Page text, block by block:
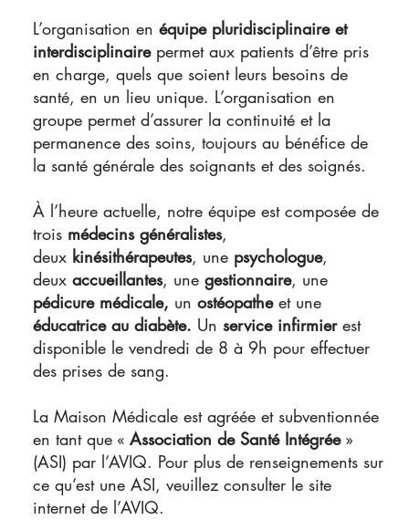
L’organisation en équipe pluridisciplinaire et
interdisciplinairepermet aux patients d’être pris
en charge, quels que soient leurs besoins de
santé, en un lieu unique. L’organisation en
groupe permet d’assurer la continuité et la
permanence des soins, toujours au bénéfice de
la santé générale des soignants et des soignés.
À l’heure actuelle, notre équipe est composée de
trois médecins généralistes,
deux kinésithérapeutes, une psychologue,
deux accueillantes, une gestionnaire, une
pédicure médicale, un ostéopatheet une
éducatrice au diabète. Un service infirmierest
disponible le vendredi de 8 à 9h pour effectuer
des prises de sang.
La Maison Médicale est agréée et subventionnée
en tant que « Association de Santé Intégrée»
(ASI) par l’AVIQ. Pour plus de renseignements sur
ce qu’est une ASI, veuillez consulter le site
internet de l’AVIQ.